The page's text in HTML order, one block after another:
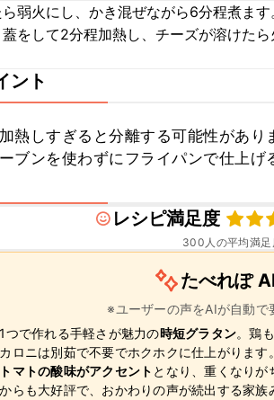
弱火にし、かき混ぜながら6分程煮ま
蓋をして2分程加熱し、チーズが溶けた
ント
熱しすぎると分離する可能性があり
ブンを使わずにフライパンで仕上げ
レシピ満足度
300 人の平均満
たべれぽ
※ユーザーの声をAIが自動で
つで作れる手軽さが魅力の時短グラタン。鶏
ロニは別茹で不要でホクホクに仕上がりま
マトの酸味がアクセント となり、重くなりが
らも大好評で、おかわりの声が続出する家族